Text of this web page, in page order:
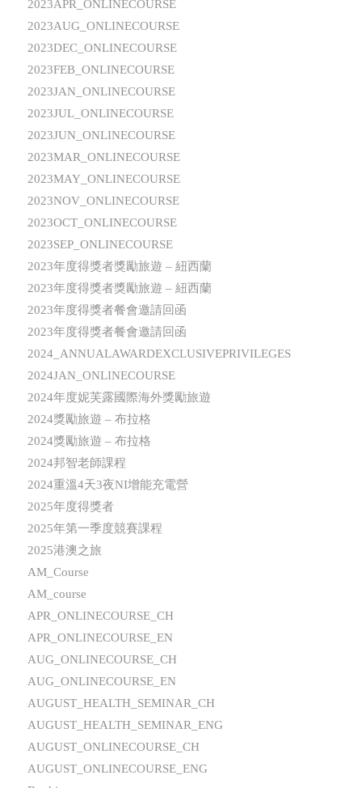
2023APR_ONLINECOURSE
2023AUG_ONLINECOURSE
2023DEC_ONLINECOURSE
2023FEB_ONLINECOURSE
2023JAN_ONLINECOURSE
2023JUL_ONLINECOURSE
2023JUN_ONLINECOURSE
2023MAR_ONLINECOURSE
2023MAY_ONLINECOURSE
2023NOV_ONLINECOURSE
2023OCT_ONLINECOURSE
2023SEP_ONLINECOURSE
2023年度得獎者獎勵旅遊 – 紐西蘭
2023年度得獎者獎勵旅遊 – 紐西蘭
2023年度得獎者餐會邀請回函
2023年度得獎者餐會邀請回函
2024_ANNUALAWARDEXCLUSIVEPRIVILEGES
2024JAN_ONLINECOURSE
2024年度妮芙露國際海外獎勵旅遊
2024獎勵旅遊 – 布拉格
2024獎勵旅遊 – 布拉格
2024邦智老師課程
2024重溫4天3夜NI增能充電營
2025年度得獎者
2025年第一季度競賽課程
2025港澳之旅
AM_Course
AM_course
APR_ONLINECOURSE_CH
APR_ONLINECOURSE_EN
AUG_ONLINECOURSE_CH
AUG_ONLINECOURSE_EN
AUGUST_HEALTH_SEMINAR_CH
AUGUST_HEALTH_SEMINAR_ENG
AUGUST_ONLINECOURSE_CH
AUGUST_ONLINECOURSE_ENG